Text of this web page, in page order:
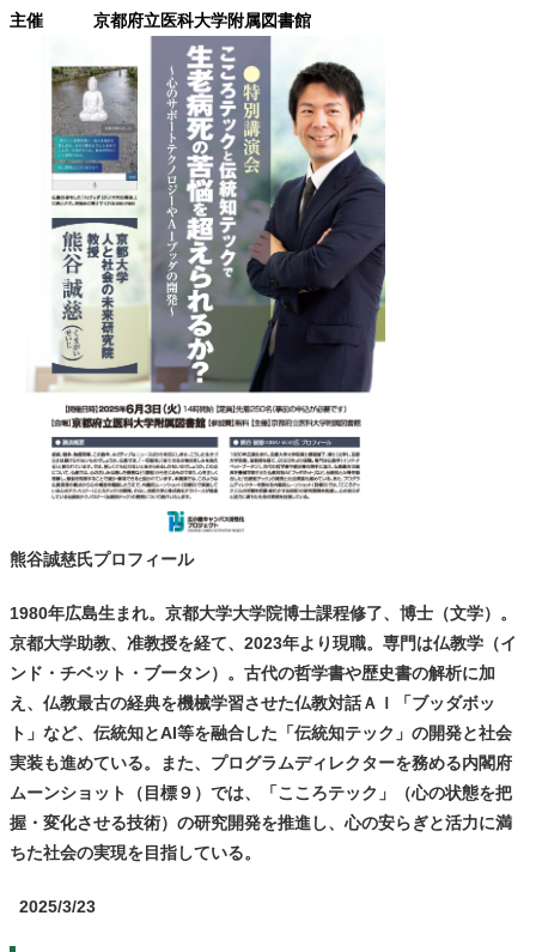
主催 京都府立医科大学附属図書館
熊谷誠慈氏プロフィール
1980年広島生まれ。京都大学大学院博士課程修了、博士（文学）。
京都大学助教、准教授を経て、2023年より現職。専門は仏教学（イ
ンド・チベット・ブータン）。古代の哲学書や歴史書の解析に加
え、仏教最古の経典を機械学習させた仏教対話ＡＩ「ブッダボッ
ト」など、伝統知とAI等を融合した「伝統知テック」の開発と社会
実装も進めている。また、プログラムディレクターを務める内閣府
ムーンショット（目標９）では、「こころテック」（心の状態を把
握・変化させる技術）の研究開発を推進し、心の安らぎと活力に満
ちた社会の実現を目指している。
2025/3/23